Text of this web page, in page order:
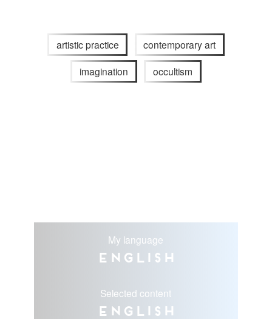
artistic practice contemporary art
imagination occultism
My language
English
Selected content
English